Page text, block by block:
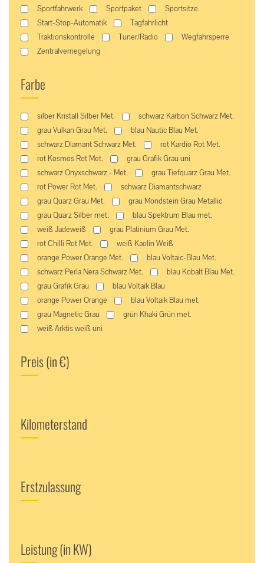
Sportfahrwerk
Sportpaket
Sportsitze
Start-Stop-Automatik
Tagfahrlicht
Traktionskontrolle
Tuner/Radio
Wegfahrsperre
Zentralverriegelung
Farbe
silber Kristall Silber Met.
schwarz Karbon Schwarz Met.
grau Vulkan Grau Met.
blau Nautic Blau Met.
schwarz Diamant Schwarz Met.
rot Kardio Rot Met.
rot Kosmos Rot Met.
grau Grafik Grau uni
schwarz Onyxschwarz - Met.
grau Tiefquarz Grau Met.
rot Power Rot Met.
schwarz Diamantschwarz
grau Quarz Grau Met.
grau Mondstein Grau Metallic
grau Quarz Silber met.
blau Spektrum Blau met.
weiß Jadeweiß
grau Platinium Grau Met.
rot Chilli Rot Met.
weiß Kaolin Weiß
orange Power Orange Met.
blau Voltaic-Blau Met.
schwarz Perla Nera Schwarz Met.
blau Kobalt Blau Met.
grau Grafik Grau
blau Voltaik Blau
orange Power Orange
blau Voltaik Blau met.
grau Magnetic Grau
grün Khaki Grün met.
weiß Arktis weiß uni
Preis (in €)
Kilometerstand
Erstzulassung
Leistung (in KW)